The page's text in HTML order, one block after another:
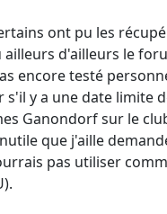
ont pu les
ailleurs d'ailleurs le
encore testé
s'il y a une date limite
Ganondorf sur le
que j'aille
pas utiliser